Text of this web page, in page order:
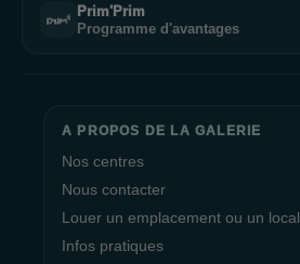
Prim'Prim
Programme d'avantages
A PROPOS DE LA GALERIE
Nos centres
Nous contacter
Louer un emplacement ou un local
Infos pratiques